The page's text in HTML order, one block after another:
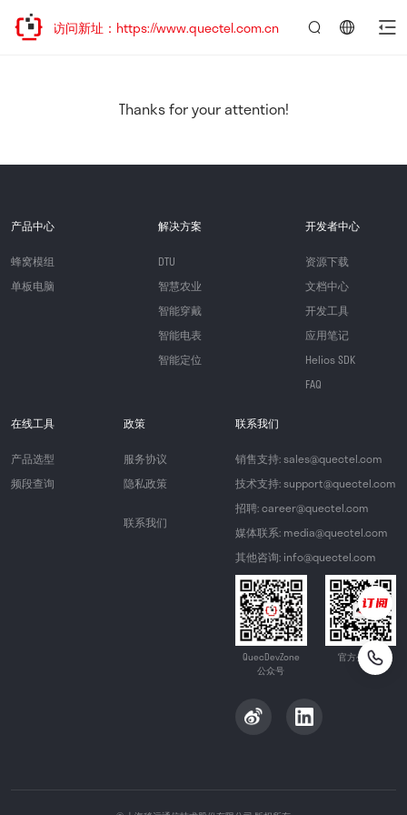
，欢迎访问新址：https://www.quectel.com.cn
Thanks for your attention!
产品中心
蜂窝模组
单板电脑
解决方案
DTU
智慧农业
智能穿戴
智能电表
智能定位
开发者中心
资源下载
文档中心
开发工具
应用笔记
Helios SDK
FAQ
在线工具
产品选型
频段查询
政策
服务协议
隐私政策
联系我们
联系我们
销售支持: sales@quectel.com
技术支持: support@quectel.com
招聘: career@quectel.com
媒体联系: media@quectel.com
其他咨询: info@quectel.com
QuecDevZone
公众号
官方公众号